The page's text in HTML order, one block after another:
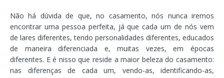
Não há dúvida de que, no casamento, nós nunca iremos
encontrar uma pessoa perfeita, já que cada um de nós vem
de lares diferentes, tendo personalidades diferentes, educados
de maneira diferenciada e, muitas vezes, em épocas
diferentes. E é nisso que reside a maior beleza do casamento:
nas diferenças de cada um, vendo-as, identificando-as,